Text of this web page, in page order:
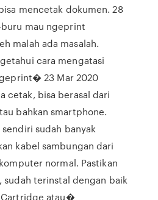
mencetak dokumen. 28
mau ngeprint
malah ada masalah.
cara mengatasi
23 Mar 2020
cetak, bisa berasal dari
bahkan smartphone.
sudah banyak
kabel sambungan dari
normal. Pastikan
sudah terinstal dengan baik
atau�